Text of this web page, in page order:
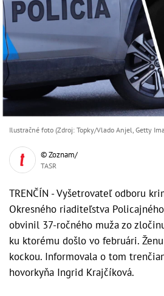
Ilustračné foto (Zdroj: Topky/Vlado Anjel, Getty
© Zoznam/
TASR
TRENČÍN - Vyšetrovateľ odboru
Okresného riaditeľstva
obvinil 37-ročného muža zo
ku ktorému došlo vo februári.
kockou. Informovala o tom
hovorkyňa Ingrid Krajčíková.